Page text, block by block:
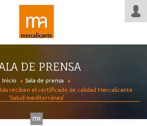
DE PRENSA
Inicio
Sala de prensa
reciben el certificado de calidad Mercalicante
‘Salud mediterránea’